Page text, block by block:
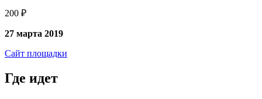
200 ₽
27 марта 2019
Сайт площадки
Где идет